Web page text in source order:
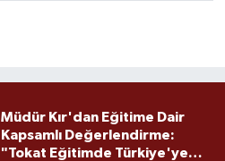
Müdür Kır'dan Eğitime Dair
Kapsamlı Değerlendirme:
"Tokat Eğitimde Türkiye'ye